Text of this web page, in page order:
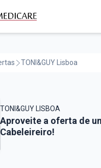
TONI&GUY Lisboa
TONI&GUY LISBOA
TONI&GUY Lisboa,
Aproveite a oferta de
Cabeleireiro!